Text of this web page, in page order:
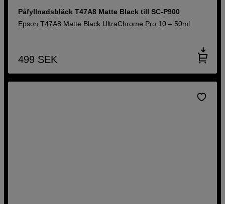
Påfyllnadsbläck T47A8 Matte Black till SC-P900
Epson T47A8 Matte Black UltraChrome Pro 10 – 50ml
499 SEK